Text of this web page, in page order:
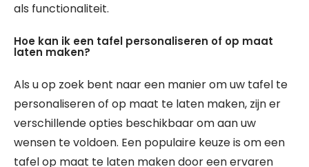
als functionaliteit.
Hoe kan ik een tafel personaliseren of op maat
laten maken?
Als u op zoek bent naar een manier om uw tafel te
personaliseren of op maat te laten maken, zijn er
verschillende opties beschikbaar om aan uw
wensen te voldoen. Een populaire keuze is om een
tafel op maat te laten maken door een ervaren